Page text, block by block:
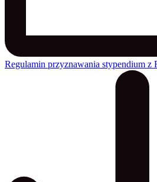
Regulamin przyznawania stypendium z